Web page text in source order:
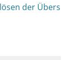
der Übers